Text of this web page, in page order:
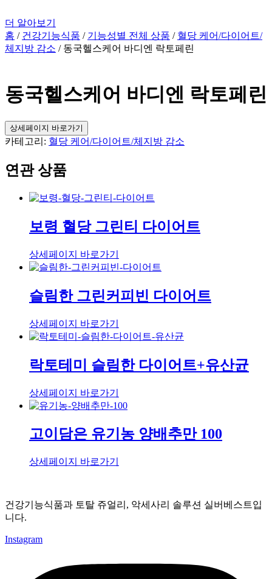
더 알아보기
홈 / 건강기능식품 / 기능성별 전체 상품 / 혈당 케어/다이어트/
체지방 감소 / 동국헬스케어 바디엔 락토페린
동국헬스케어 바디엔 락토페린
상세페이지 바로가기
카테고리: 혈당 케어/다이어트/체지방 감소
연관 상품
보령 혈당 그린티 다이어트
상세페이지 바로가기
슬림한 그린커피빈 다이어트
상세페이지 바로가기
락토테미 슬림한 다이어트+유산균
상세페이지 바로가기
고이담은 유기농 양배추만 100
상세페이지 바로가기
건강기능식품과 토탈 쥬얼리, 악세사리 솔루션 실버베스트입
니다.
Instagram